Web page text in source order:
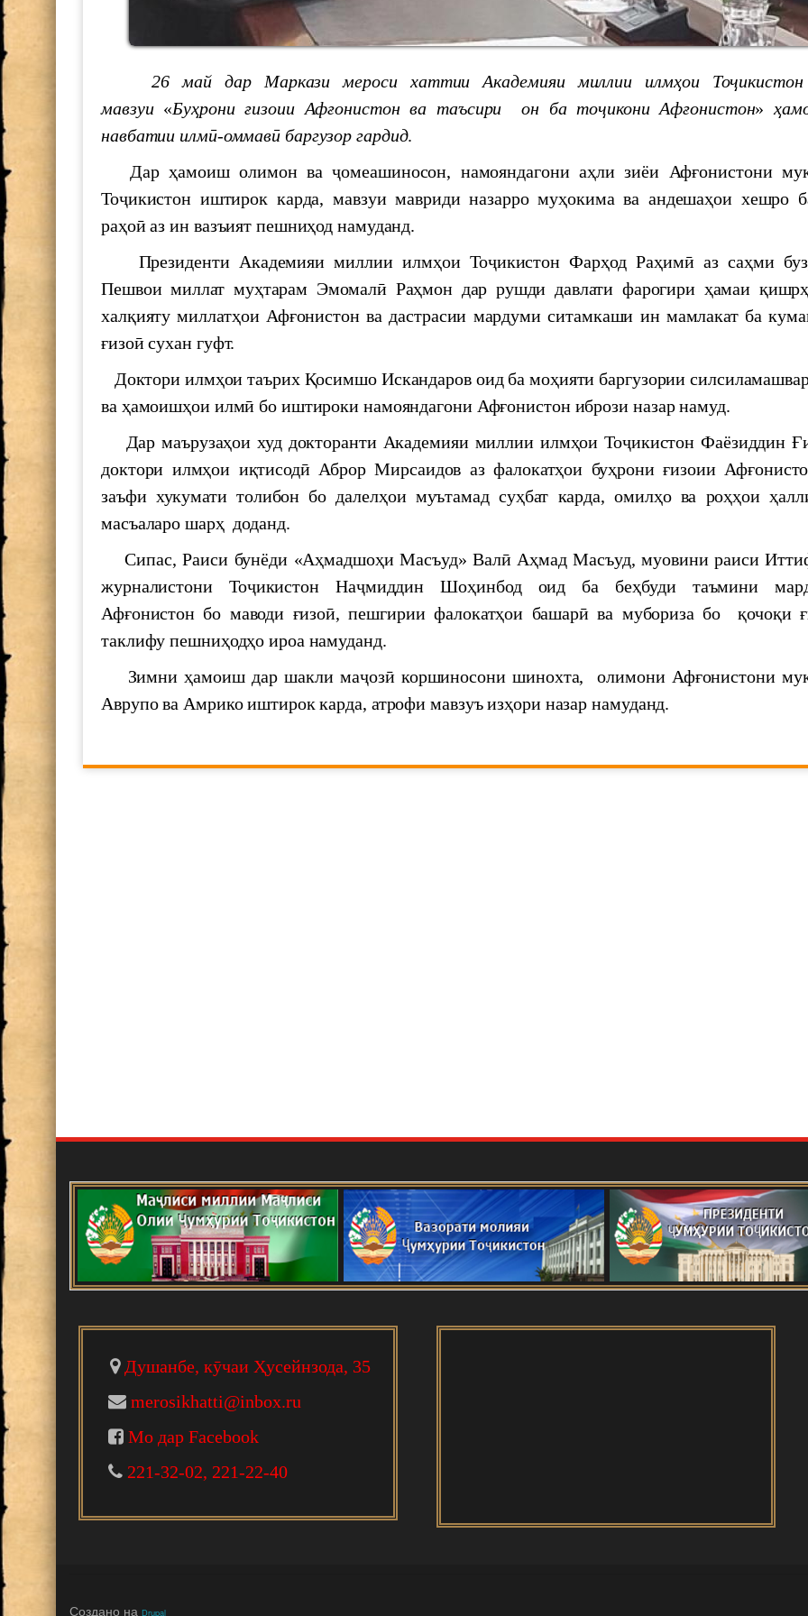
700 СОЛ БО ҲОФИЗ
МАКТУБИ ИТТИЛООТӢ
Паёми шодбошӣ ба ифтихори Наврӯзи соли 2024
The international scientific-practical conference "Historical and cultural geography
Силсиласеминарҳои илмӣ-методологӣ дар Маркази мероси хаттӣ
БАРГУЗОРИИ МИЗИ МУДАВВАР МИЁНИ ОЛИМОНИ ҶАВОНИ
АКАДЕМИЯИ МИЛЛИИ ИЛМҲОИ ТОҶИКИСТОН
Pacific of the United Nations
700 СОЛ БО ҲОФИЗ
МАКТУБИ ИТТИЛООТӢ
Ҳифз ва муаррифии мероси ниёгон дар меҳвари мулоқоти Пешвои миллат
ООН и наследия ЮНЕСКО а Таджикстане
Семинари илмӣ ба ифтихори "Ҳафтаи илм"
Баррасии фаъолияти илмӣ ва илмию ташкилии Маркази мероси хаттӣ дар
развитии науки, инноваций и технологий
Ваҳдати миллӣ - асоси рушди Тоҷикистон
Падидаҳои илму амал
Шанбегии дастаҷамъона
НОМАИ ИТТИЛООТӢ
26 май дар Маркази мероси хаттии Академияи миллии илмҳои Тоҷикистон
мавзуи «Буҳрониғизоии Афғонистон ва таъсири он ба тоҷикониАфғонистон»ҳ
навбатии илмӣ-оммавӣ баргузор гардид.
Дар ҳамоиш олимон ва ҷомеашиносон, намояндагони аҳли зиёи Афғонистони
Тоҷикистон иштирок карда, мавзуи мавриди назарро муҳокима ва андешаҳои хешро
раҳоӣ аз ин вазъият пешниҳод намуданд.
Президенти Академияи миллии илмҳои Тоҷикистон Фарҳод Раҳимӣ аз саҳми
Пешвои миллат муҳтарам Эмомалӣ Раҳмон дар рушди давлати фарогири ҳамаи
халқияту миллатҳои Афғонистон ва дастрасии мардуми ситамкаши ин мамлакат ба
ғизоӣ сухан гуфт.
Доктори илмҳои таърих Қосимшо Искандаров оид ба моҳияти баргузории
ва ҳамоишҳои илмӣ бо иштироки намояндагони Афғонистон ибрози назар намуд.
Дар маърузаҳои худ докторанти Академияи миллии илмҳои Тоҷикистон Фаёзиддин
доктори илмҳои иқтисодӣ Аброр Мирсаидов аз фалокатҳои буҳрони ғизоии
заъфи хукумати толибон бо далелҳои муътамад суҳбат карда, омилҳо ва роҳҳои
масъаларо шарҳ доданд.
Сипас, Раиси бунёди «Аҳмадшоҳи Масъуд» Валӣ Аҳмад Масъуд, муовини раиси
журналистони Тоҷикистон Наҷмиддин Шоҳинбод оид ба беҳбуди таъмини
Афғонистон бо маводи ғизоӣ, пешгирии фалокатҳои башарӣ ва мубориза бо қочоқи
таклифу пешниҳодҳо ироа намуданд.
Зимни ҳамоиш дар шакли маҷозӣ коршиносони шинохта, олимони Афғонистони
Аврупо ва Амрико иштирок карда, атрофи мавзуъ изҳори назар намуданд.
Душанбе, кӯчаи Ҳусейнзода, 35
merosikhatti@inbox.ru
Мо дар Facebook
221-32-02, 221-22-40
Создано на Drupal